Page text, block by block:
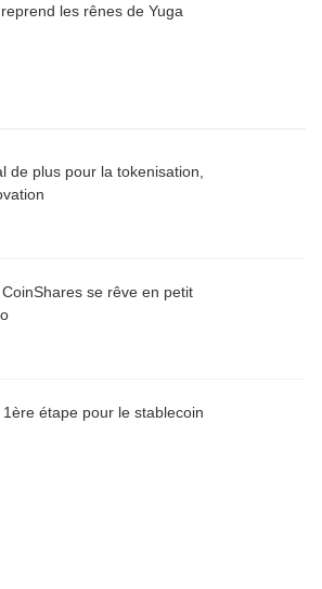
les rênes de Yuga
de plus pour la tokenisation,
se rêve en petit
étape pour le stablecoin